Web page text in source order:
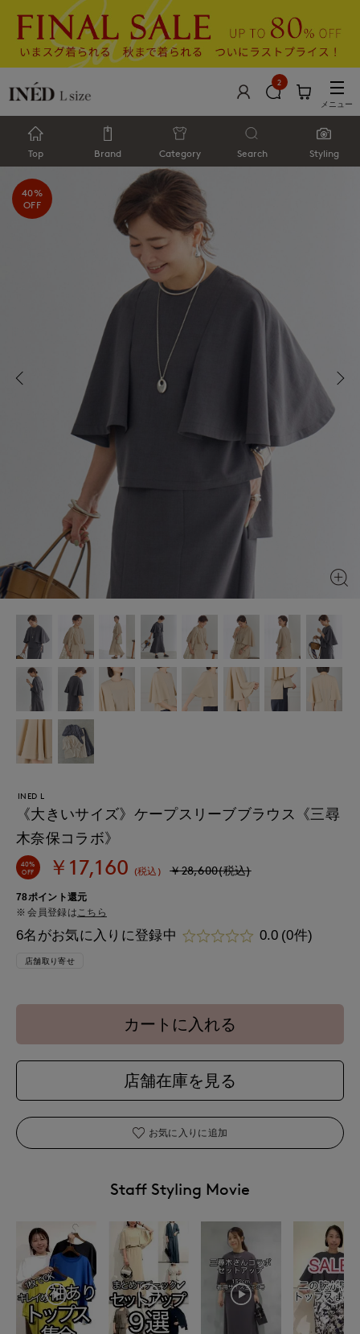
2
メニュー
Top Brand Category Search Styling
40%
OFF
INED L
《大きいサイズ》ケープスリーブブラウス《三尋
木奈保コラボ》
40%
OFF
￥17,160 (税込) ￥28,600(税込)
78ポイント還元
会員登録は こちら
6名がお気に入りに登録中 0.0 (0件)
店舗取り寄せ
カートに入れる
店舗在庫を見る
お気に入りに追加
Staff Styling Movie